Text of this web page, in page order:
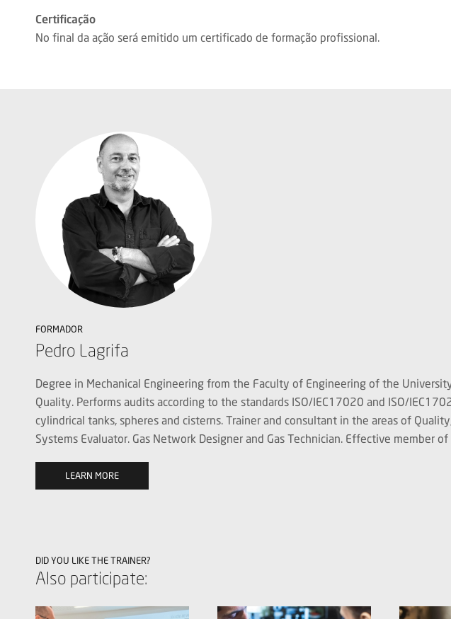
Certificação
No final da ação será emitido um certificado de formação profissional.
FORMADOR
Pedro Lagrifa
Degree in Mechanical Engineering from the Faculty of Engineering of the
Quality. Performs audits according to the standards ISO/IEC17020 and ISO/
cylindrical tanks, spheres and cisterns. Trainer and consultant in the areas of
Systems Evaluator. Gas Network Designer and Gas Technician. Effective member
LEARN MORE
DID YOU LIKE THE TRAINER?
Also participate: